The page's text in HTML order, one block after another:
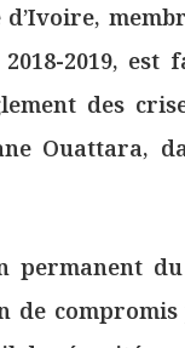
d’Ivoire,
2019, est
des
Ouattara,
permanent
compromis